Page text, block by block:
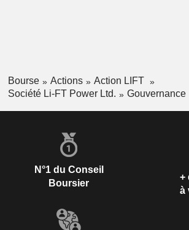
Bourse Actions
Action LIFT
Société Li-FT Power Ltd.
Gouvernance
N°1 du Conseil
Boursier
+
à